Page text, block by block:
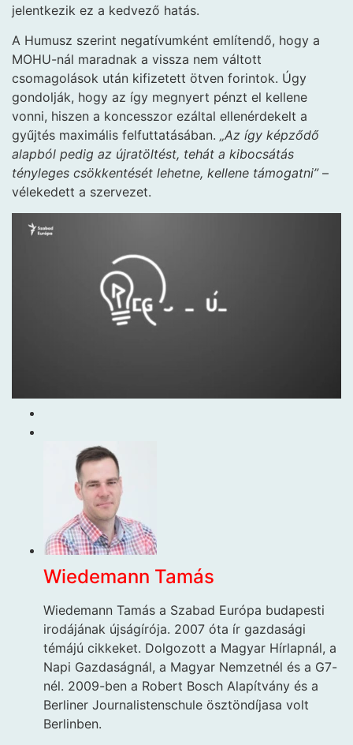
jelentkezik ez a kedvező hatás.
A Humusz szerint negatívumként említendő, hogy a
MOHU-nál maradnak a vissza nem váltott
csomagolások után kifizetett ötven forintok. Úgy
gondolják, hogy az így megnyert pénzt el kellene
vonni, hiszen a koncesszor ezáltal ellenérdekelt a
gyűjtés maximális felfuttatásában. „Az így képződő
alapból pedig az újratöltést, tehát a kibocsátás
tényleges csökkentését lehetne, kellene támogatni”–
vélekedett a szervezet.
Wiedemann Tamás
Wiedemann Tamás a Szabad Európa budapesti
irodájának újságírója. 2007 óta ír gazdasági
témájú cikkeket. Dolgozott a Magyar Hírlapnál, a
Napi Gazdaságnál, a Magyar Nemzetnél és a G7-
nél. 2009-ben a Robert Bosch Alapítvány és a
Berliner Journalistenschule ösztöndíjasa volt
Berlinben.